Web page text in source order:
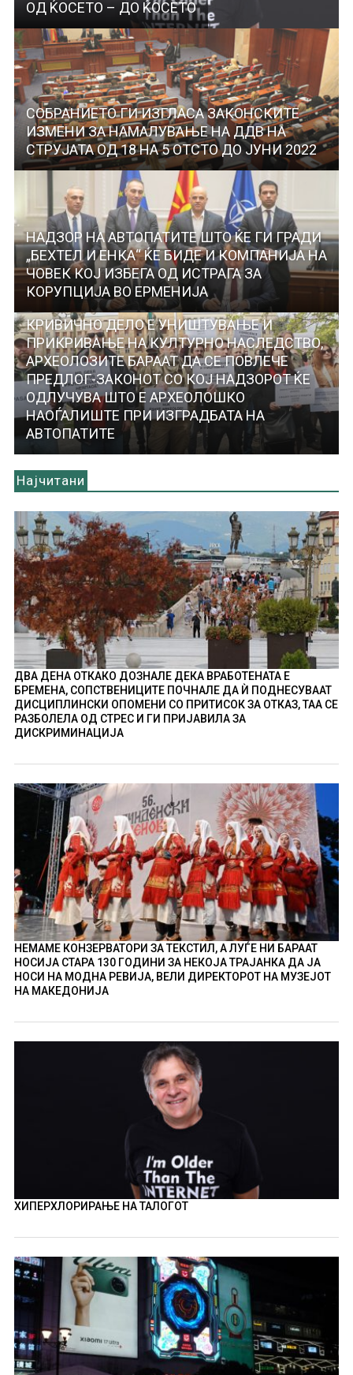
ОД ЌОСЕТО – ДО ЌОСЕТО
СОБРАНИЕТО ГИ ИЗГЛАСА ЗАКОНСКИТЕ
ИЗМЕНИ ЗА НАМАЛУВАЊЕ НА ДДВ НА
СТРУЈАТА ОД 18 НА 5 ОТСТО ДО ЈУНИ 2022
НАДЗОР НА АВТОПАТИТЕ ШТО ЌЕ ГИ ГРАДИ
„БЕХТЕЛ И ЕНКА“ ЌЕ БИДЕ И КОМПАНИЈА НА
ЧОВЕК КОЈ ИЗБЕГА ОД ИСТРАГА ЗА
КОРУПЦИЈА ВО ЕРМЕНИЈА
КРИВИЧНО ДЕЛО Е УНИШТУВАЊЕ И
ПРИКРИВАЊЕ НА КУЛТУРНО НАСЛЕДСТВО,
АРХЕОЛОЗИТЕ БАРААТ ДА СЕ ПОВЛЕЧЕ
ПРЕДЛОГ-ЗАКОНОТ СО КОЈ НАДЗОРОТ ЌЕ
ОДЛУЧУВА ШТО Е АРХЕОЛОШКО
НАОЃАЛИШТЕ ПРИ ИЗГРАДБАТА НА
АВТОПАТИТЕ
Најчитани
ДВА ДЕНА ОТКАКО ДОЗНАЛЕ ДЕКА ВРАБОТЕНАТА Е
БРЕМЕНА, СОПСТВЕНИЦИТЕ ПОЧНАЛЕ ДА Ѝ ПОДНЕСУВААТ
ДИСЦИПЛИНСКИ ОПОМЕНИ СО ПРИТИСОК ЗА ОТКАЗ, ТАА СЕ
РАЗБОЛЕЛА ОД СТРЕС И ГИ ПРИЈАВИЛА ЗА
ДИСКРИМИНАЦИЈА
НЕМАМЕ КОНЗЕРВАТОРИ ЗА ТЕКСТИЛ, А ЛУЃЕ НИ БАРААТ
НОСИЈА СТАРА 130 ГОДИНИ ЗА НЕКОЈА ТРАЈАНКА ДА ЈА
НОСИ НА МОДНА РЕВИЈА, ВЕЛИ ДИРЕКТОРОТ НА МУЗЕЈОТ
НА МАКЕДОНИЈА
ХИПЕРХЛОРИРАЊЕ НА ТАЛОГОТ